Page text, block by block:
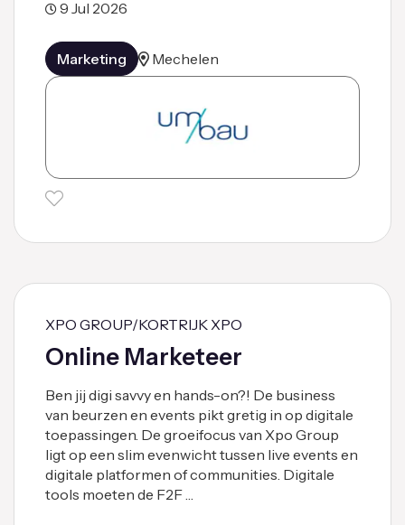
9 Jul 2026
Marketing Mechelen
XPO GROUP/KORTRIJK XPO
Online Marketeer
Ben jij digi savvy en hands-on?! De business
van beurzen en events pikt gretig in op digitale
toepassingen. De groeifocus van Xpo Group
ligt op een slim evenwicht tussen live events en
digitale platformen of communities. Digitale
tools moeten de F2F …